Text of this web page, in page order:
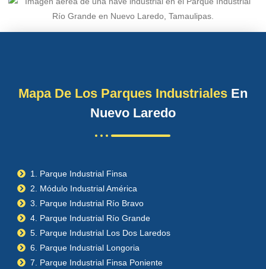
Mapa De Los Parques Industriales En
Nuevo Laredo
1. Parque Industrial Finsa
2. Módulo Industrial América
3. Parque Industrial Río Bravo
4. Parque Industrial Río Grande
5. Parque Industrial Los Dos Laredos
6. Parque Industrial Longoria
7. Parque Industrial Finsa Poniente